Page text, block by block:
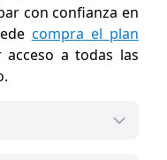
con confianza en
compra el plan
acceso a todas las
.